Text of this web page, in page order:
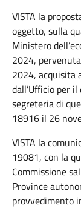
VISTA la
oggetto, sulla
Ministero
2024,
2024, acquisita
dall’Ufficio per
segreteria di
18916 il 26
VISTA la
19081, con la
Commissione
Province
provvedimento